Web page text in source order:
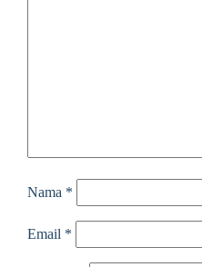
Nama *
Email *